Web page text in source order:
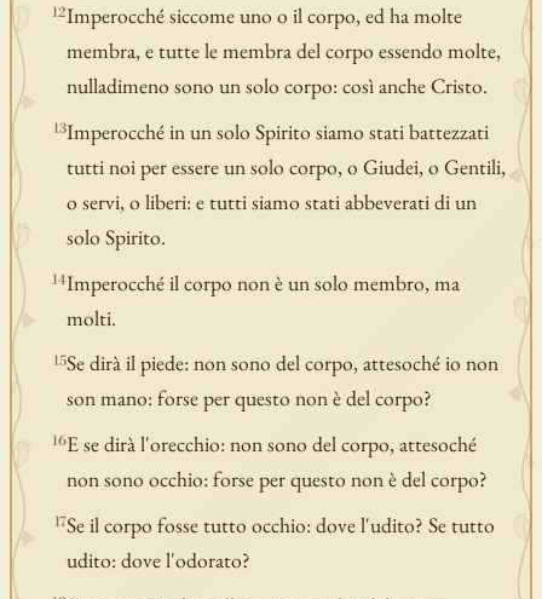
12Imperocché siccome uno o il corpo, ed ha molte
membra, e tutte le membra del corpo essendo molte,
nulladimeno sono un solo corpo: così anche Cristo.
13Imperocché in un solo Spirito siamo stati battezzati
tutti noi per essere un solo corpo, o Giudei, o Gentili,
o servi, o liberi: e tutti siamo stati abbeverati di un
solo Spirito.
14Imperocché il corpo non è un solo membro, ma
molti.
15Se dirà il piede: non sono del corpo, attesoché io non
son mano: forse per questo non è del corpo?
16E se dirà l'orecchio: non sono del corpo, attesoché
non sono occhio: forse per questo non è del corpo?
17Se il corpo fosse tutto occhio: dove l'udito? Se tutto
udito: dove l'odorato?